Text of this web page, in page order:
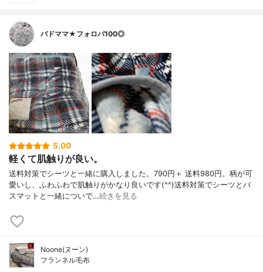
バドママ★フォロバ100◎
5.00
軽くて肌触りが良い。
送料対策でシーツと一緒に購入しました。790円＋ 送料980円。柄が可
愛いし、ふわふわで肌触りがかなり良いです(^^)送料対策でシーツとバ
スマットと一緒についで…続きを見る
Noone(ヌーン)
フランネル毛布